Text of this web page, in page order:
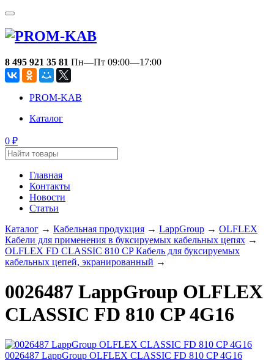
8 495 921 35 81 Пн—Пт 09:00—17:00
PROM-KAB
Каталог
0 ₽
Главная
Контакты
Новости
Статьи
Каталог → Кабельная продукция → LappGroup → OLFLEX
Кабели для применения в буксируемых кабельных цепях →
OLFLEX FD CLASSIC 810 CP Кабель для буксируемых
кабельных цепей, экранированный →
0026487 LappGroup OLFLEX
CLASSIC FD 810 CP 4G16